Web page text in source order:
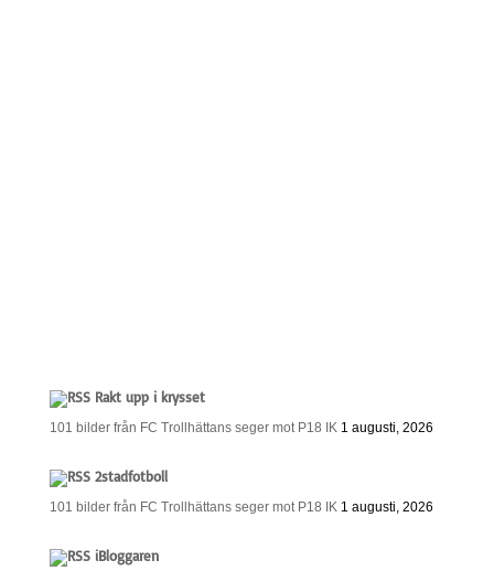
Rakt upp i krysset
101 bilder från FC Trollhättans seger mot P18 IK 1 augusti, 2026
2stadfotboll
101 bilder från FC Trollhättans seger mot P18 IK 1 augusti, 2026
iBloggaren